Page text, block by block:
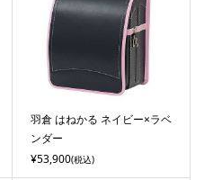
羽倉 はねかる ネイビー×ラベ
ンダー
¥53,900(税込)